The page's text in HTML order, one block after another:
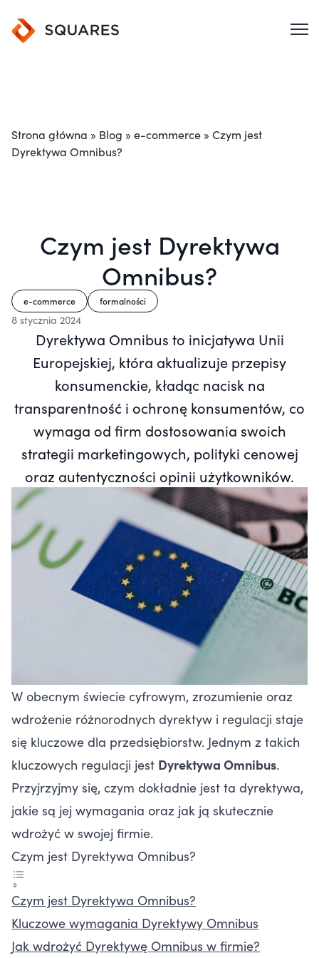
Strona główna » Blog » e-commerce » Czym jest
Dyrektywa Omnibus?
Czym jest Dyrektywa
Omnibus?
e-commerce formalności
8 stycznia 2024
Dyrektywa Omnibus to inicjatywa Unii
Europejskiej, która aktualizuje przepisy
konsumenckie, kładąc nacisk na
transparentność i ochronę konsumentów, co
wymaga od firm dostosowania swoich
strategii marketingowych, polityki cenowej
oraz autentyczności opinii użytkowników.
W obecnym świecie cyfrowym, zrozumienie oraz
wdrożenie różnorodnych dyrektyw i regulacji staje
się kluczowe dla przedsiębiorstw. Jednym z takich
kluczowych regulacji jest Dyrektywa Omnibus.
Przyjrzyjmy się, czym dokładnie jest ta dyrektywa,
jakie są jej wymagania oraz jak ją skutecznie
wdrożyć w swojej firmie.
Czym jest Dyrektywa Omnibus?
Czym jest Dyrektywa Omnibus?
Kluczowe wymagania Dyrektywy Omnibus
Jak wdrożyć Dyrektywę Omnibus w firmie?